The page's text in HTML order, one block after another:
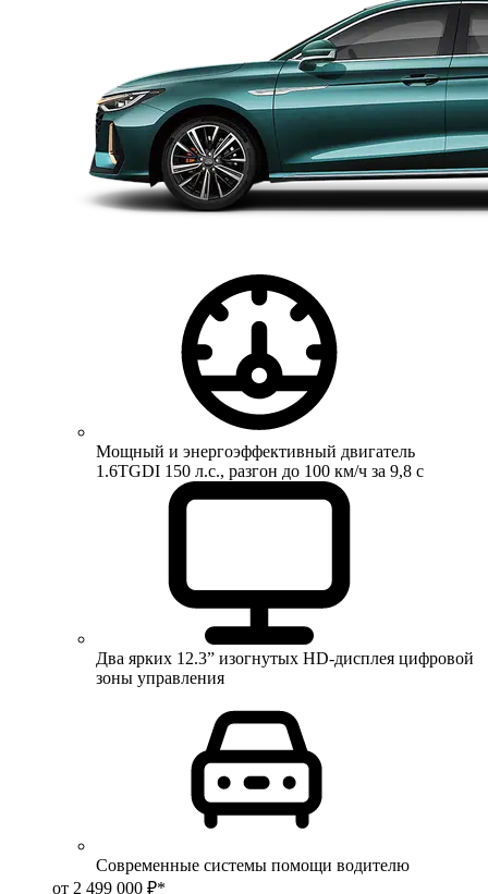
Мощный и энергоэффективный двигатель
1.6TGDI 150 л.с., разгон до 100 км/ч за 9,8 с
Два ярких 12.3” изогнутых HD-дисплея цифровой
зоны управления
Современные системы помощи водителю
от 2 499 000 ₽*